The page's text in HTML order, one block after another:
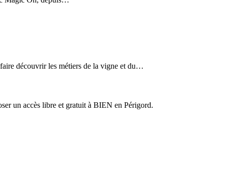
découvrir les métiers de la vigne et du…
un accès libre et gratuit à BIEN en Périgord.